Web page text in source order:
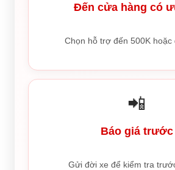
Đến cửa hàng có
Chọn hỗ trợ đến 500K hoặc
📲
Báo giá trước
Gửi đời xe để kiểm tra